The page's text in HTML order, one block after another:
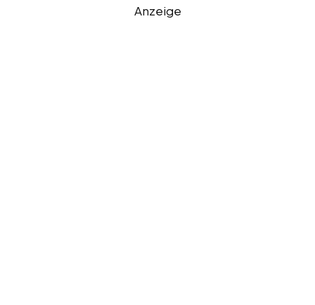
Anzeige